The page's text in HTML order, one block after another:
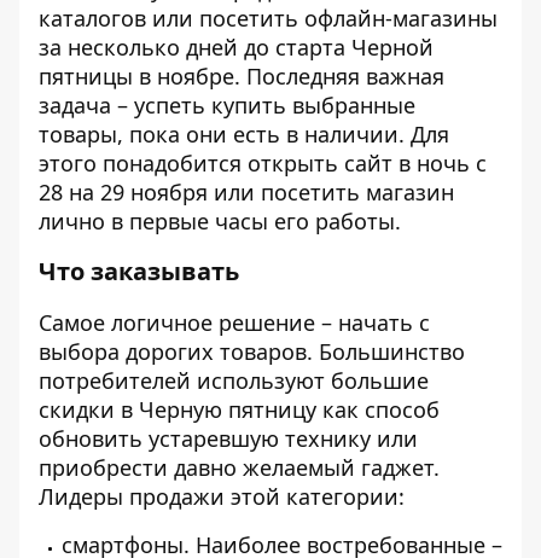
каталогов или посетить офлайн-магазины
за несколько дней до старта Черной
пятницы в ноябре. Последняя важная
задача – успеть купить выбранные
товары, пока они есть в наличии. Для
этого понадобится открыть сайт в ночь с
28 на 29 ноября или посетить магазин
лично в первые часы его работы.
Что заказывать
Самое логичное решение – начать с
выбора дорогих товаров. Большинство
потребителей используют большие
скидки в Черную пятницу как способ
обновить устаревшую технику или
приобрести давно желаемый гаджет.
Лидеры продажи этой категории:
смартфоны. Наиболее востребованные –